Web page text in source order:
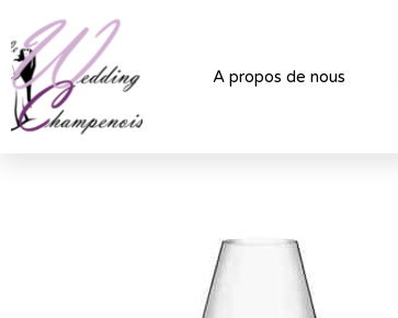
A propos de nous